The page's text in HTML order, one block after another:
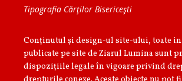
Tipografia Cărţilor Bisericeşti
Conținutul și design-ul site-ului, toate
publicate pe site de Ziarul Lumina sunt
dispoziţiile legale în vigoare privind